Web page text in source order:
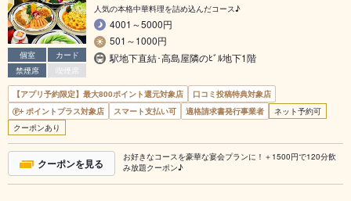
個室
カード
禁煙席
喫煙席
人気の本格中華料理を詰め込んだコース♪
4001～5000円
501～1000円
駅地下直結･高島屋隣のﾋﾞﾙ地下1階
【アプリ予約限定】最大800ポイント還元対象店
口コミ投稿特典対象店
ポイントプラス対象店
スマート支払い可 適格請求書発行事業者
ネット予約可
クーポンあり
クーポンを見る
お好きなコースを豪華な宴会プランに！＋1500円で120分飲
み放題クーポン♪